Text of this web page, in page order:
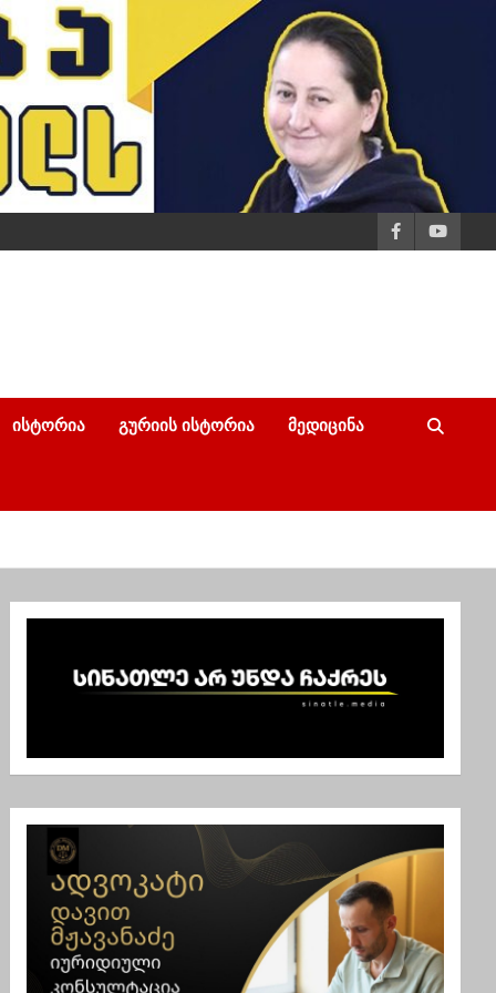
ᲘᲡᲢᲝᲠᲘᲐ ᲒᲣᲠᲘᲘᲡ ᲘᲡᲢᲝᲠᲘᲐ ᲛᲔᲓᲘᲪᲘᲜᲐ